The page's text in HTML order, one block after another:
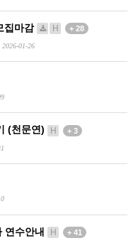
집마감 H + 28
2026-01-26
(천문연) H + 3
연수안내 H + 41